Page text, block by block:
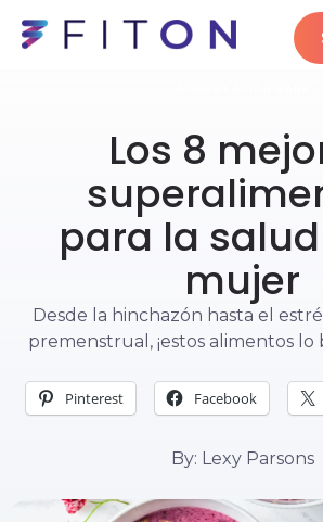
Los 8
para la
mujer
Desde la hinchazón hasta el
premenstrual, ¡estos alimentos
Pinterest Facebook
By: Lexy Parsons